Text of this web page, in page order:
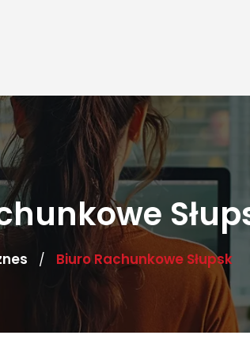
/ Biuro Rachunkowe Słupsk